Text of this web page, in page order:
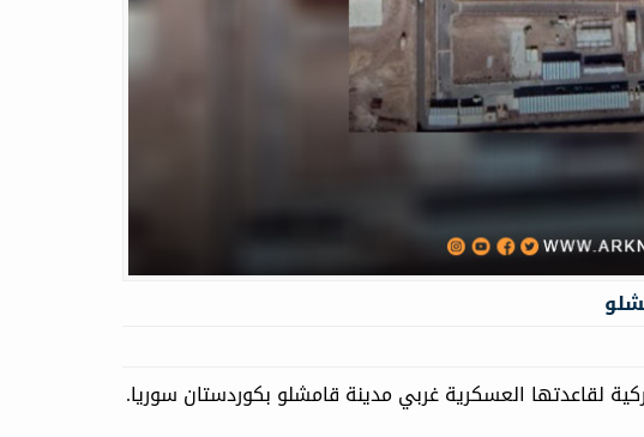
لقاعدتها العسكرية غربي مدينة قامشلو بكوردستان سوريا.